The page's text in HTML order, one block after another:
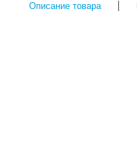
Описание товара